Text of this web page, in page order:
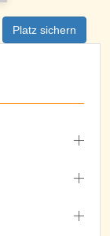
Platz sichern